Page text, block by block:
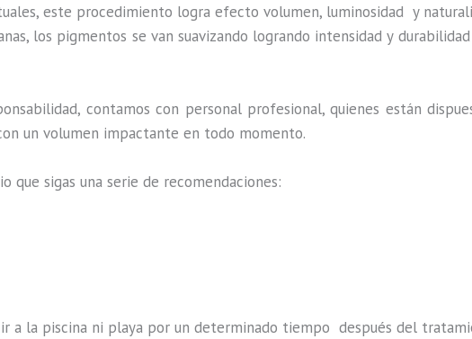
este procedimiento logra efecto volumen, luminosidad y
los pigmentos se van suavizando logrando intensidad y
contamos con personal profesional, quienes están
un volumen impactante en todo momento.
que sigas una serie de recomendaciones:
a la piscina ni playa por un determinado tiempo después del